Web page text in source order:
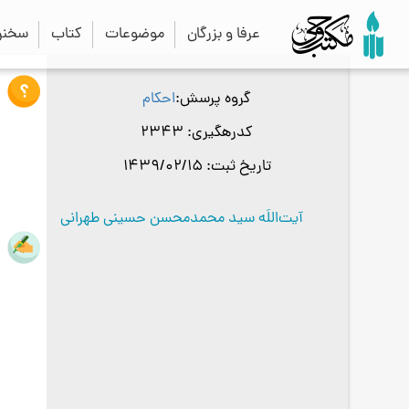
عرفا و بزرگان موضوعات کتاب
گروه پرسش احکام
کدرهگیری
تاریخ ثبت
آیت‌اللَه سید محمدمحسن حسینی طهرانی